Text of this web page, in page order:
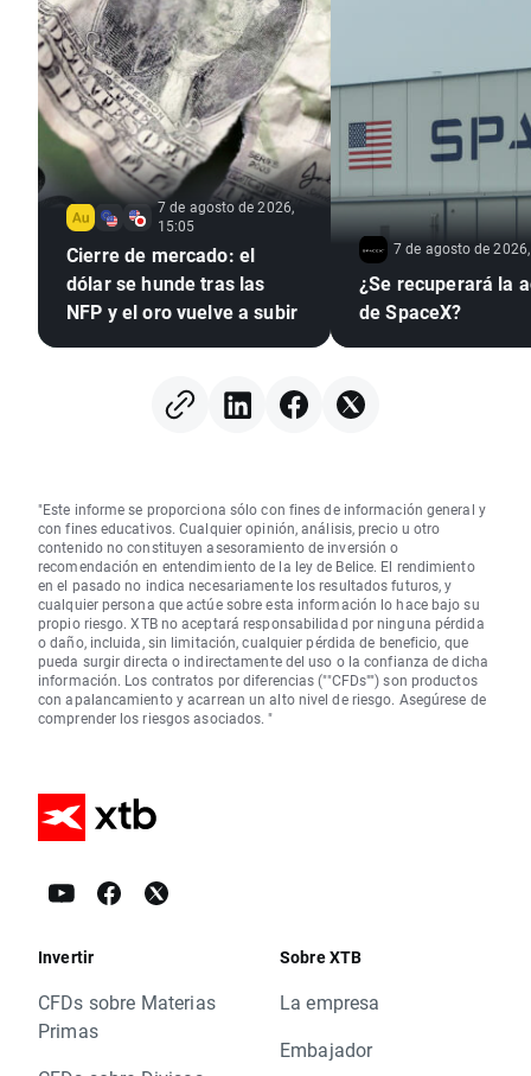
7 de agosto de 2026,
15:05
Cierre de mercado: el
dólar se hunde tras las
NFP y el oro vuelve a subir
7 de agosto de
¿Se recuperará la
de SpaceX?
"Este informe se proporciona sólo con fines de información general y
con fines educativos. Cualquier opinión, análisis, precio u otro
contenido no constituyen asesoramiento de inversión o
recomendación en entendimiento de la ley de Belice. El rendimiento
en el pasado no indica necesariamente los resultados futuros, y
cualquier persona que actúe sobre esta información lo hace bajo su
propio riesgo. XTB no aceptará responsabilidad por ninguna pérdida
o daño, incluida, sin limitación, cualquier pérdida de beneficio, que
pueda surgir directa o indirectamente del uso o la confianza de dicha
información. Los contratos por diferencias (""CFDs"") son productos
con apalancamiento y acarrean un alto nivel de riesgo. Asegúrese de
comprender los riesgos asociados. "
Invertir
CFDs sobre Materias
Primas
Sobre XTB
La empresa
Embajador